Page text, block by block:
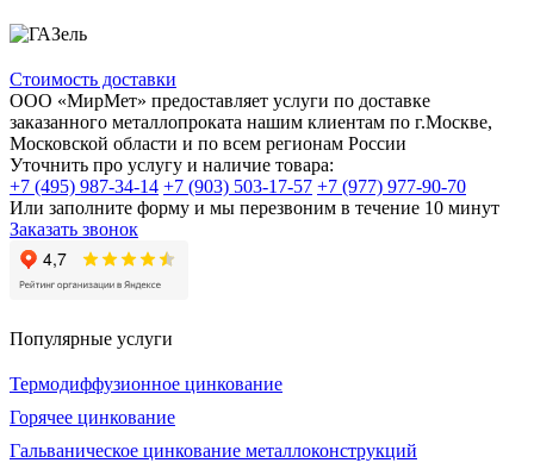
Стоимость доставки
ООО «МирМет» предоставляет услуги по доставке
заказанного металлопроката нашим клиентам по г.Москве,
Московской области и по всем регионам России
Уточнить про услугу и наличие товара:
+7 (495) 987-34-14 +7 (903) 503-17-57 +7 (977) 977-90-70
Или заполните форму и мы перезвоним в течение 10 минут
Заказать звонок
Популярные услуги
Термодиффузионное цинкование
Горячее цинкование
Гальваническое цинкование металлоконструкций